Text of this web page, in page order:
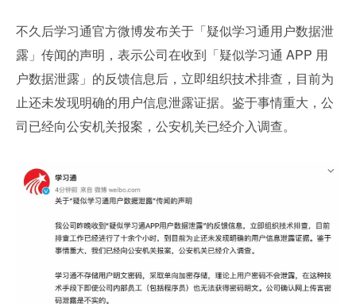
不久后学习通官方微博发布关于「疑似学习通用户数据泄
露」传闻的声明，表示公司在收到「疑似学习通 APP 用
户数据泄露」的反馈信息后，立即组织技术排查，目前为
止还未发现明确的用户信息泄露证据。鉴于事情重大，公
司已经向公安机关报案，公安机关已经介入调查。